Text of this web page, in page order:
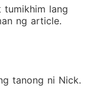
tumikhim lang
ng article.
tanong ni Nick.